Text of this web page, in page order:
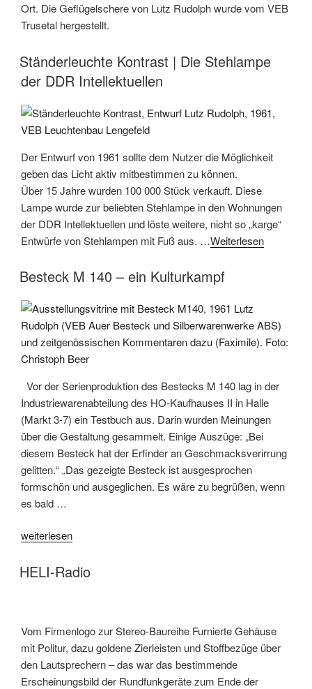
Ort. Die Geflügelschere von Lutz Rudolph wurde vom VEB
Trusetal hergestellt.
Ständerleuchte Kontrast | Die Stehlampe
der DDR Intellektuellen
Der Entwurf von 1961 sollte dem Nutzer die Möglichkeit
geben das Licht aktiv mitbestimmen zu können.
Über 15 Jahre wurden 100 000 Stück verkauft. Diese
Lampe wurde zur beliebten Stehlampe in den Wohnungen
der DDR Intellektuellen und löste weitere, nicht so „karge“
Entwürfe von Stehlampen mit Fuß aus. …Weiterlesen
Besteck M 140 – ein Kulturkampf
Vor der Serienproduktion des Bestecks M 140 lag in der
Industriewarenabteilung des HO-Kaufhauses II in Halle
(Markt 3-7) ein Testbuch aus. Darin wurden Meinungen
über die Gestaltung gesammelt. Einige Auszüge: „Bei
diesem Besteck hat der Erfinder an Geschmacksverirrung
gelitten.“ „Das gezeigte Besteck ist ausgesprochen
formschön und ausgeglichen. Es wäre zu begrüßen, wenn
es bald …
„Besteck
140
weiterlesen
HELI-Radio
Vom Firmenlogo zur Stereo-Baureihe Furnierte Gehäuse
mit Politur, dazu goldene Zierleisten und Stoffbezüge über
den Lautsprechern – das war das bestimmende
Erscheinungsbild der Rundfunkgeräte zum Ende der